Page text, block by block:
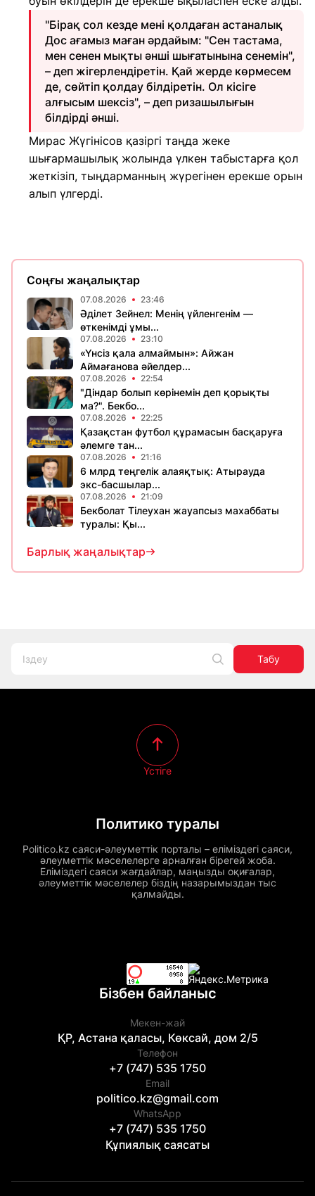
"Бірақ сол кезде мені қолдаған астаналық
Дос ағамыз маған әрдайым: "Сен тастама,
мен сенен мықты әнші шығатынына сенемін",
– деп жігерлендіретін. Қай жерде көрмесем
де, сөйтіп қолдау білдіретін. Ол кісіге
алғысым шексіз", – деп ризашылығын
білдірді әнші.
Мирас Жүгінісов қазіргі таңда жеке
шығармашылық жолында үлкен табыстарға қол
жеткізіп, тыңдарманның жүрегінен ерекше орын
алып үлгерді.
Соңғы жаңалықтар
07.08.2026 23:46
Әділет Зейнел: Менің үйленгенім —
өткенімді ұмы...
07.08.2026 23:10
«Үнсіз қала алмаймын»: Айжан
Аймағанова әйелдер...
07.08.2026 22:54
"Діндар болып көрінемін деп қорықты
ма?". Бекбо...
07.08.2026 22:25
Қазақстан футбол құрамасын басқаруға
әлемге тан...
07.08.2026 21:16
6 млрд теңгелік алаяқтық: Атырауда
экс-басшылар...
07.08.2026 21:09
Бекболат Тілеухан жауапсыз махаббаты
туралы: Қы...
Барлық жаңалықтар
Табу
Политико туралы
Politico.kz саяси-әлеуметтік порталы – еліміздегі саяси,
әлеуметтік мәселелерге арналған бірегей жоба.
Еліміздегі саяси жағдайлар, маңызды оқиғалар,
әлеуметтік мәселелер біздің назарымыздан тыс
қалмайды.
Үстіге
Бізбен байланыс
Мекен-жай
ҚР, Астана қаласы, Көксай, дом 2/5
Телефон
+7 (747) 535 1750
Email
politico.kz@gmail.com
WhatsApp
+7 (747) 535 1750
Құпиялық саясаты